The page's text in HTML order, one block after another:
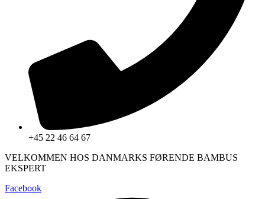
+45 22 46 64 67
VELKOMMEN HOS DANMARKS FØRENDE BAMBUS
EKSPERT
Facebook